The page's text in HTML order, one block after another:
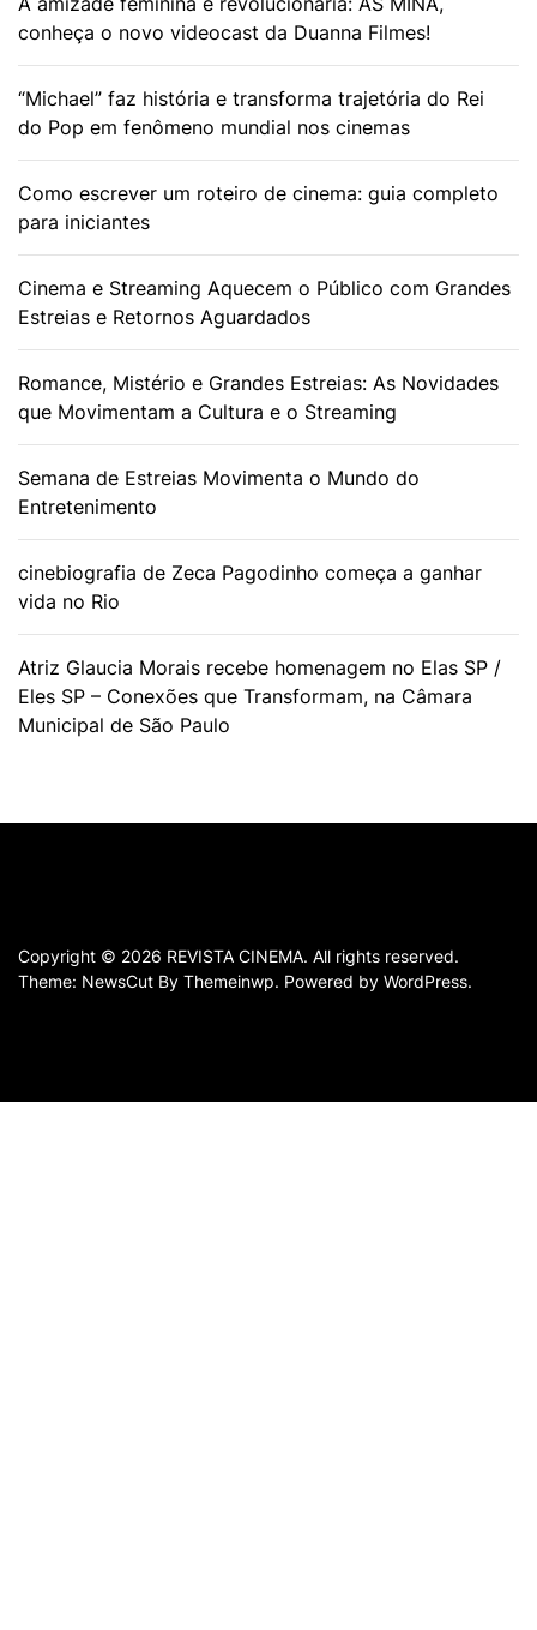
conheça o novo videocast da Duanna Filmes!
“Michael” faz história e transforma trajetória do Rei
do Pop em fenômeno mundial nos cinemas
Como escrever um roteiro de cinema: guia completo
para iniciantes
Cinema e Streaming Aquecem o Público com Grandes
Estreias e Retornos Aguardados
Romance, Mistério e Grandes Estreias: As Novidades
que Movimentam a Cultura e o Streaming
Semana de Estreias Movimenta o Mundo do
Entretenimento
cinebiografia de Zeca Pagodinho começa a ganhar
vida no Rio
Atriz Glaucia Morais recebe homenagem no Elas SP /
Eles SP – Conexões que Transformam, na Câmara
Municipal de São Paulo
Copyright © 2026 REVISTA CINEMA. All rights reserved.
Theme: NewsCut By Themeinwp. Powered by WordPress.